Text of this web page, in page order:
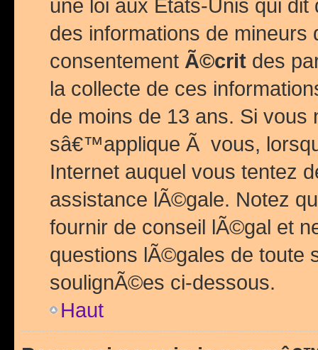
une loi aux Etats-Unis qui
des informations de mineurs
consentement Ã©crit des
la collecte de ces
de moins de 13 ans. Si
sâ€™applique Ã vous,
Internet auquel vous tentez
assistance lÃ©gale. Notez
fournir de conseil lÃ©gal et
questions lÃ©gales de
soulignÃ©es ci-dessous.
Haut